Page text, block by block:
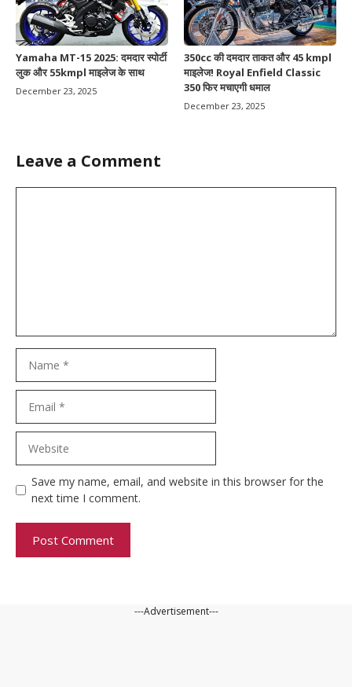
Yamaha MT-15 2025: दमदार स्पोर्टी
लुक और 55kmpl माइलेज के साथ
December 23, 2025
350cc की दमदार ताकत और 45 kmpl
माइलेज! Royal Enfield Classic
350 फिर मचाएगी धमाल
December 23, 2025
Leave a Comment
Save my name, email, and website in this browser for the
next time I comment.
---Advertisement---